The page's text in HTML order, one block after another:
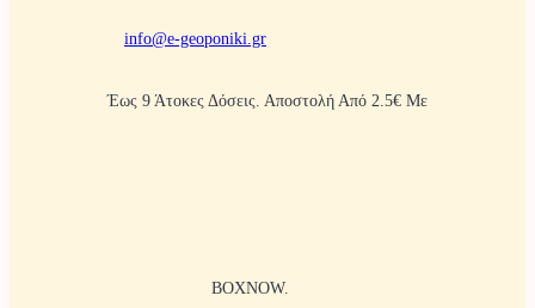
info@e-geoponiki.gr
Έως 9 Άτοκες Δόσεις. Αποστολή Από 2.5€ Με
BOXNOW.